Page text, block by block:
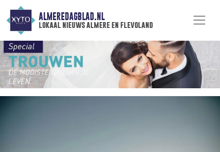
ALMEREDAGBLAD.NL
lokaal nieuws almere en flevoland